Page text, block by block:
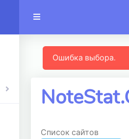
Ошибка выбора.
Список сайтов